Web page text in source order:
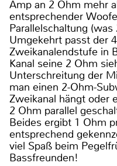
Amp an 2 Ohm mehr
entsprechender
Parallelschaltung
Umgekehrt passt der
Zweikanalendstufe in
Kanal seine 2 Ohm
Unterschreitung der
man einen 2-Ohm-
Zweikanal hängt oder
2 Ohm parallel
Beides ergibt 1 Ohm
entsprechend
viel Spaß beim
Bassfreunden!